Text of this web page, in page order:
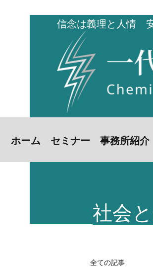
信念は義理と人情
ホーム セミナー 事務所紹介
社会
全ての記事